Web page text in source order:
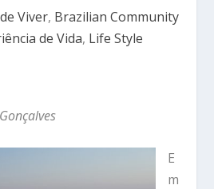
Viver, Brazilian Community
de Vida, Life Style
E
m